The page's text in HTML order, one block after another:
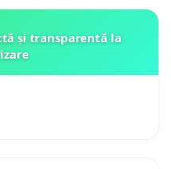
și transparentă la